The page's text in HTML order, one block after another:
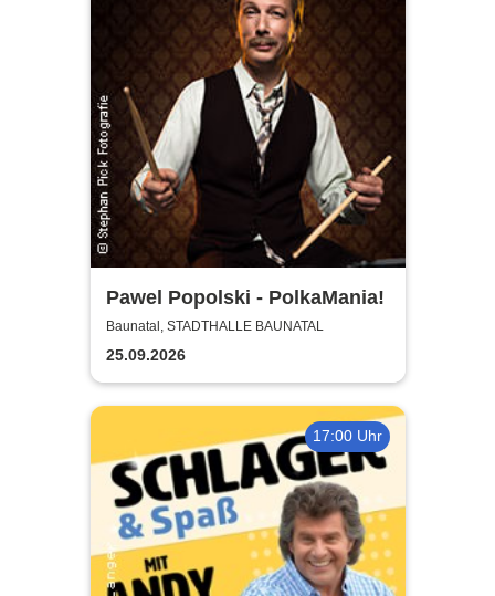
Pawel Popolski - PolkaMania!
Baunatal, STADTHALLE BAUNATAL
25.09.2026
17:00 Uhr